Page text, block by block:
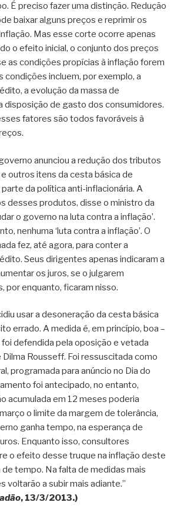
É preciso fazer uma distinção. Redução
baixar alguns preços e reprimir os
Mas esse corte ocorre apenas
o efeito inicial, o conjunto dos preços
as condições propícias à inflação forem
condições incluem, por exemplo, a
a evolução da massa de
disposição de gasto dos consumidores.
fatores são todos favoráveis à
anunciou a redução dos tributos
outros itens da cesta básica de
da política anti-inflacionária. A
desses produtos, disse o ministro da
o governo na luta contra a inflação’.
nenhuma ‘luta contra a inflação’. O
fez, até agora, para conter a
Seus dirigentes apenas indicaram a
os juros, se o julgarem
por enquanto, ficaram nisso.
usar a desoneração da cesta básica
errado. A medida é, em princípio, boa –
foi defendida pela oposição e vetada
Rousseff. Foi ressuscitada como
programada para anúncio no Dia do
foi antecipado, no entanto,
acumulada em 12 meses poderia
o limite da margem de tolerância,
ganha tempo, na esperança de
Enquanto isso, consultores
o efeito desse truque na inflação deste
de tempo. Na falta de medidas mais
voltarão a subir mais adiante.”
, 13/3/2013.)